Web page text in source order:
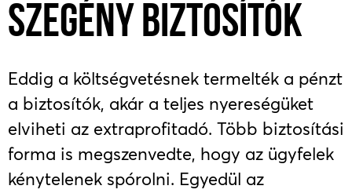
SZEGÉNY BIZTOSÍTÓK
Eddig a költségvetésnek termelték a pénzt
a biztosítók, akár a teljes nyereségüket
elviheti az extraprofitadó. Több biztosítási
forma is megszenvedte, hogy az ügyfelek
kénytelenek spórolni. Egyedül az